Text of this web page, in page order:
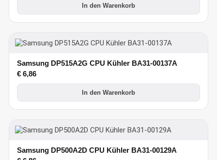
In den Warenkorb
Samsung DP515A2G CPU Kühler BA31-00137A
€6,86
In den Warenkorb
Samsung DP500A2D CPU Kühler BA31-00129A